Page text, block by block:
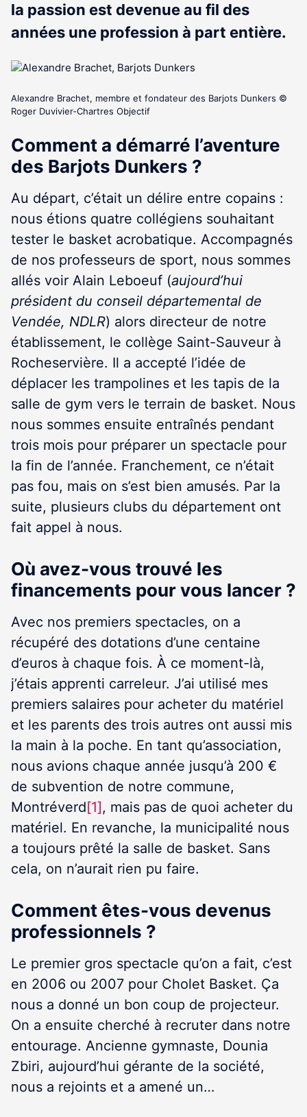
la passion est devenue au fil des
années une profession à part entière.
Alexandre Brachet, membre et fondateur des Barjots Dunkers ©
Roger Duvivier-Chartres Objectif
Comment a démarré l’aventure
des Barjots Dunkers ?
Au départ, c’était un délire entre copains :
nous étions quatre collégiens souhaitant
tester le basket acrobatique. Accompagnés
de nos professeurs de sport, nous sommes
allés voir Alain Leboeuf (aujourd’hui
président du conseil départemental de
Vendée, NDLR) alors directeur de notre
établissement, le collège Saint-Sauveur à
Rocheservière. Il a accepté l’idée de
déplacer les trampolines et les tapis de la
salle de gym vers le terrain de basket. Nous
nous sommes ensuite entraînés pendant
trois mois pour préparer un spectacle pour
la fin de l’année. Franchement, ce n’était
pas fou, mais on s’est bien amusés. Par la
suite, plusieurs clubs du département ont
fait appel à nous.
Où avez-vous trouvé les
financements pour vous lancer ?
Avec nos premiers spectacles, on a
récupéré des dotations d’une centaine
d’euros à chaque fois. À ce moment-là,
j’étais apprenti carreleur. J’ai utilisé mes
premiers salaires pour acheter du matériel
et les parents des trois autres ont aussi mis
la main à la poche. En tant qu’association,
nous avions chaque année jusqu’à 200 €
de subvention de notre commune,
Montréverd[1], mais pas de quoi acheter du
matériel. En revanche, la municipalité nous
a toujours prêté la salle de basket. Sans
cela, on n’aurait rien pu faire.
Comment êtes-vous devenus
professionnels ?
Le premier gros spectacle qu’on a fait, c’est
en 2006 ou 2007 pour Cholet Basket. Ça
nous a donné un bon coup de projecteur.
On a ensuite cherché à recruter dans notre
entourage. Ancienne gymnaste, Dounia
Zbiri, aujourd’hui gérante de la société,
nous a rejoints et a amené un…